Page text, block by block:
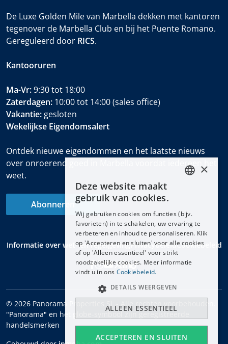
De Luxe Golden Mile van Marbella dekken met kantoren
tegenover de Marbella Club en bij het Puente Romano.
Gereguleerd door RICS.
Kantooruren
Ma-Vr:9:30 tot 18:00
Zaterdagen: 10:00 tot 14:00 (sales office)
Vakantie: gesloten
Wekelijkse Eigendomsalert
Ontdek nieuwe eigendommen en het laatste nieuws
over onroerend goed in Marbella voordat iedereen het
weet.
Abonneren
Informatie over wet- en regelgevingPrivacybeleidCookiebeleid
© 2026 Panorama Properties SL - Alle rechten voorbehouden.
"Panorama" en het globe-symbool zijn geregistreerde
handelsmerken
DEUTSCH
FRANÇAIS
×
Deze website maakt
gebruik van cookies.
Wij gebruiken cookies om functies (bijv.
favorieten) in te schakelen, uw ervaring te
verbeteren en inhoud te personaliseren. Klik
op 'Accepteren en sluiten' voor alle cookies
of op 'Alleen essentieel' voor strikt
noodzakelijke cookies. Meer informatie
vindt u in ons Cookiebeleid.
ACCEPTEREN EN SLUITEN
ALLEEN ESSENTIEEL
DETAILS WEERGEVEN